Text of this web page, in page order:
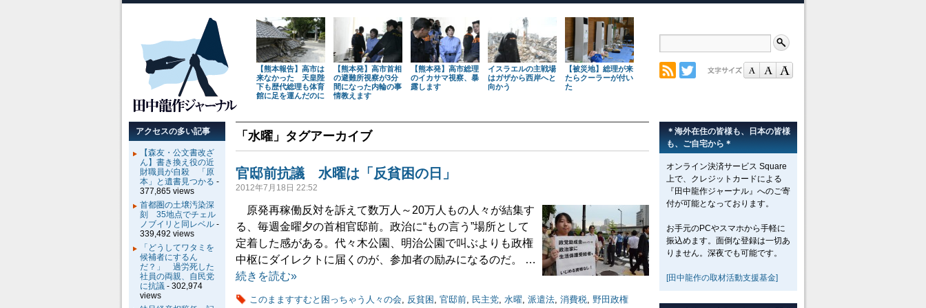
【熊本報告】高市は
来なかった 天皇陛
下も歴代総理も体育
館に足を運んだのに
【熊本発】高市首相
の避難所視察が3分
間になった内輪の事
情教えます
【熊本発】高市総理
のイカサマ視察、暴
露します
イスラエルの主戦場
はガザから西岸へと
向かう
【被災地】総理が来
たらクーラーが付い
た
「 水曜 」タグアーカイブ
官邸前抗議 水曜は「反貧困の日」
2012年7月18日 22:52
原発再稼働反対を訴えて数万人～20万人もの人々が結集す
る、毎週金曜夕の首相官邸前。政治に“もの言う”場所として
定着した感がある。代々木公園、明治公園で叫ぶよりも政権
中枢にダイレクトに届くのが、参加者の励みになるのだ。 …
続きを読む»
このまますすむと困っちゃう人々の会, 反貧困 , 官邸前, 民主党, 水曜, 派遣法, 消費税, 野田政権
＊海外在住の皆様も、日本の皆様
も、ご自宅から＊
オンライン決済サービス Square
上で、クレジットカードによる
『田中龍作ジャーナル』へのご寄
付が可能となっております。
お手元のPCやスマホから手軽に
振込めます。面倒な登録は一切あ
りません。深夜でも可能です。
[田中龍作の取材活動支援基金]
アクセスの多い記事
【森友・公文書改ざ
ん】書き換え役の近
財職員が自殺 「原
本」と遺書見つかる -
377,865 views
首都圏の土壌汚染深
刻 35地点でチェル
ノブイリと同レベル -
339,492 views
「どうしてワタミを
候補者にするん
だ？」 過労死した
社員の両親、自民党
に抗議 - 302,974
views